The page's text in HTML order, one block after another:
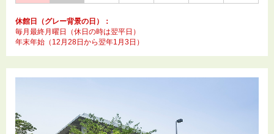
休館日（グレー背景の日）：
毎月最終月曜日（休日の時は翌平日）
年末年始（12月28日から翌年1月3日）